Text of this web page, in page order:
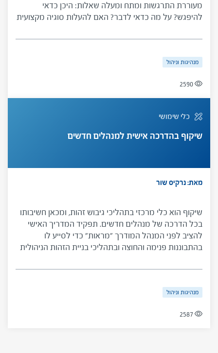
מעוררת התרגשות ומתח ומעלה שאלות: היכן כדאי
להיפגש? על מה כדאי לדבר? האם להעלות סוגיה מקצועית
מדריכים אישיים למנהלי בתי ספר בראשית דרכם, נועד
המסגרת והתוכן של הפגישה הראשונה.
מנהיגות וניהול
2590
כלי שימושי
שיקוף בהדרכה אישית למנהלים חדשים
מאת: נרקיס שור
שיקוף הוא כלי מרכזי בתהליכי גיבוש זהות, ומכאן חשיבותו
בכל הדרכה של מנהלים חדשים. תפקיד המדריך האישי
להציב לפני המנהל המודרך "מראות" כדי לסייע לו
בהתבוננות פנימה והחוצה ובתהליכי בניית הזהות הניהולית
ועקרונות עבודה למדריך האישי.
מנהיגות וניהול
2587